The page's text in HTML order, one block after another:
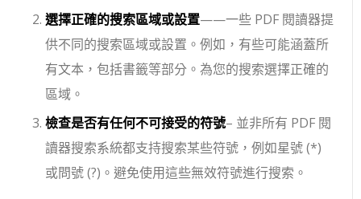
選擇正確的搜索區域或設置——一些 PDF 閱讀器提
供不同的搜索區域或設置。例如，有些可能涵蓋所
有文本，包括書籤等部分。為您的搜索選擇正確的
區域。
檢查是否有任何不可接受的符號– 並非所有 PDF 閱
讀器搜索系統都支持搜索某些符號，例如星號 (*)
或問號 (?)。避免使用這些無效符號進行搜索。